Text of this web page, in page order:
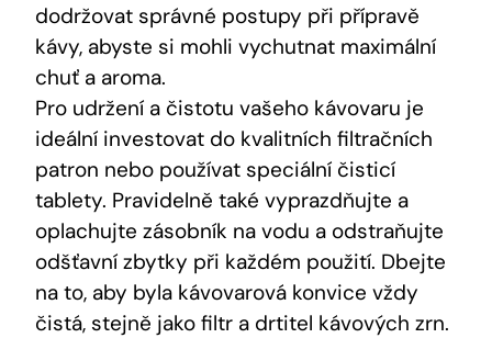
dodržovat správné postupy při přípravě
kávy, abyste si mohli vychutnat maximální
chuť a aroma.
Pro udržení a čistotu vašeho kávovaru je
ideální investovat do kvalitních filtračních
patron nebo používat speciální čisticí
tablety. Pravidelně také vyprazdňujte a
oplachujte zásobník na vodu a odstraňujte
odšťavní zbytky při každém použití. Dbejte
na to, aby byla kávovarová konvice vždy
čistá, stejně jako filtr a drtitel kávových zrn.